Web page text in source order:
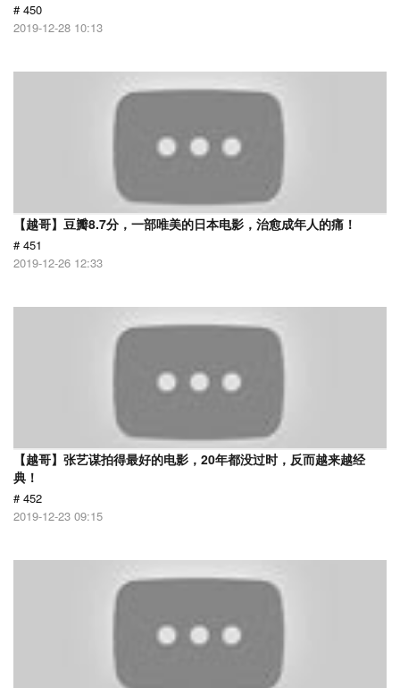
# 450
2019-12-28 10:13
【越哥】豆瓣8.7分，一部唯美的日本电影，治愈成年人的痛！
# 451
2019-12-26 12:33
【越哥】张艺谋拍得最好的电影，20年都没过时，反而越来越经
典！
# 452
2019-12-23 09:15